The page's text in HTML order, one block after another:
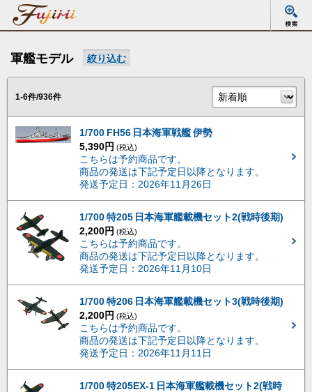
軍艦モデル 絞り込む
1-6件/936件
1/700 FH56 日本海軍戦艦 伊勢
5,390円 (税込)
こちらは予約商品です。
商品の発送は下記予定日以降となります。
発送予定日：2026年11月26日
1/700 特205 日本海軍艦載機セット2(戦時後期)
2,200円 (税込)
こちらは予約商品です。
商品の発送は下記予定日以降となります。
発送予定日：2026年11月10日
1/700 特206 日本海軍艦載機セット3(戦時後期)
2,200円 (税込)
こちらは予約商品です。
商品の発送は下記予定日以降となります。
発送予定日：2026年11月11日
1/700 特205EX-1 日本海軍艦載機セット2(戦時